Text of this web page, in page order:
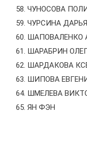
ЧУНОСОВА
ЧУРСИНА
ШАПОВАЛЕНКО
ШАРАБРИН
ШАРДАКОВА
ШИПОВА
ШМЕЛЕВА
ЯН ФЭН